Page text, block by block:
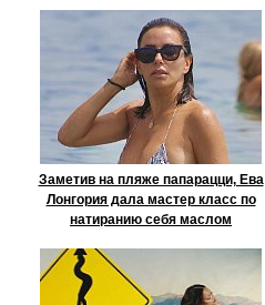
Заметив на пляже папарацци, Ева
Лонгория дала мастер класс по
натиранию себя маслом